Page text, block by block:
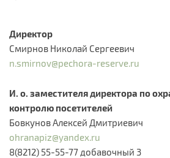
Директор
Смирнов Николай Сергеевич
n.smirnov@pechora-reserve.ru
И. о. заместителя директора по
контролю посетителей
Бовкунов Алексей Дмитриевич
ohranapiz@yandex.ru
8(8212) 55-55-77 добавочный 3